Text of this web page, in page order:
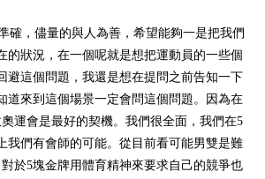
，儘量的與人為善，希望能夠一是把我們
狀況，在一個呢就是想把運動員的一些個
避這個問題，我還是想在提問之前告知一下
道來到這個場景一定會問這個問題。因為在
運會是最好的契機。我們很全面，我們在5
我們有會師的可能。從目前看可能男雙是難
於5塊金牌用體育精神來要求自己的競爭也